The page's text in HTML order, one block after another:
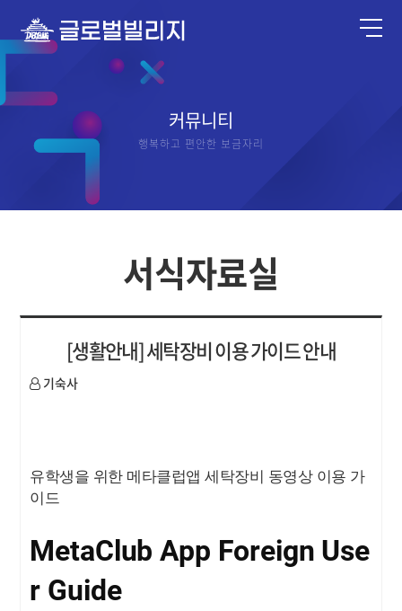
커뮤니티
행복하고 편안한 보금자리
서식자료실
[생활안내] 세탁장비 이용 가이드 안내
기숙사
유학생을 위한 메타클럽앱 세탁장비 동영상 이용 가
이드
MetaClub App Foreign Use
r Guide